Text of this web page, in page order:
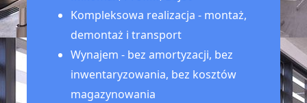
Kompleksowa realizacja - montaż,
demontaż i transport
Wynajem - bez amortyzacji, bez
inwentaryzowania, bez kosztów
magazynowania